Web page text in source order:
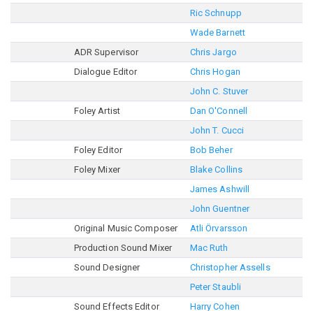
Ric Schnupp
Wade Barnett
ADR Supervisor
Chris Jargo
Dialogue Editor
Chris Hogan
John C. Stuver
Foley Artist
Dan O'Connell
John T. Cucci
Foley Editor
Bob Beher
Foley Mixer
Blake Collins
James Ashwill
John Guentner
Original Music Composer
Atli Örvarsson
Production Sound Mixer
Mac Ruth
Sound Designer
Christopher Assells
Peter Staubli
Sound Effects Editor
Harry Cohen